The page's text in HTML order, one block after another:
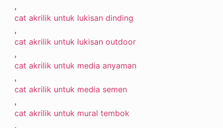
,
cat akrilik untuk lukisan dinding
,
cat akrilik untuk lukisan outdoor
,
cat akrilik untuk media anyaman
,
cat akrilik untuk media semen
,
cat akrilik untuk mural tembok
,